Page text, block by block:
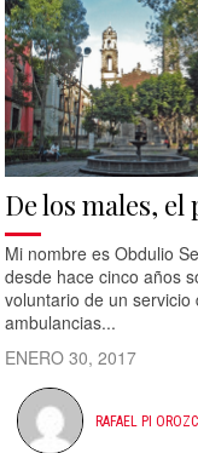
De los males, el
Mi nombre es Obdulio
desde hace cinco años
voluntario de un servicio
ambulancias...
ENERO 30, 2017
RAFAEL PI